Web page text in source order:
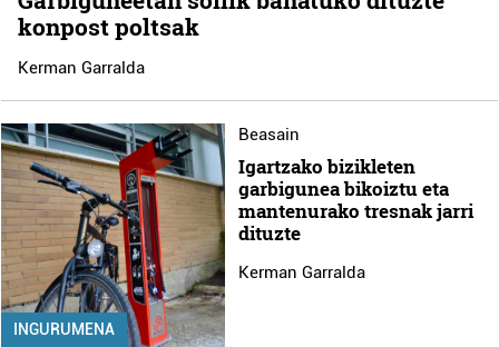
konpost poltsak
Kerman Garralda
INGURUMENA
Beasain
Igartzako bizikleten
garbigunea bikoiztu eta
mantenurako tresnak jarri
dituzte
Kerman Garralda